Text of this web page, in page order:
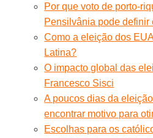
Por que voto de porto-
Pensilvânia pode
Como a eleição dos
Latina?
O impacto global das
Francesco Sisci
A poucos dias da
encontrar motivo para
Escolhas para os